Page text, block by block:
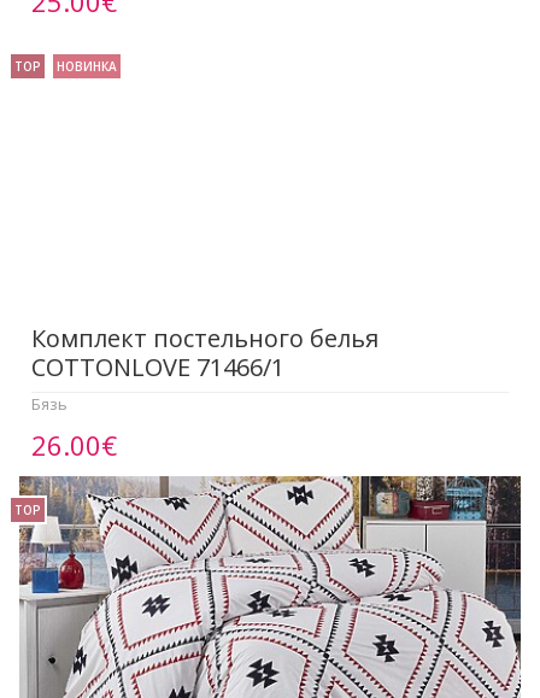
TOP НОВИНКА
Комплект постельного белья
COTTONLOVE 71466/1
Бязь
26.00€
TOP